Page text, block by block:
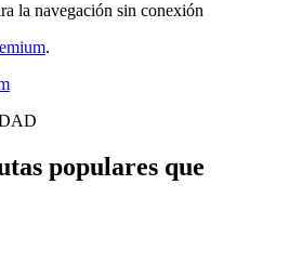
la navegación sin conexión
.
populares que